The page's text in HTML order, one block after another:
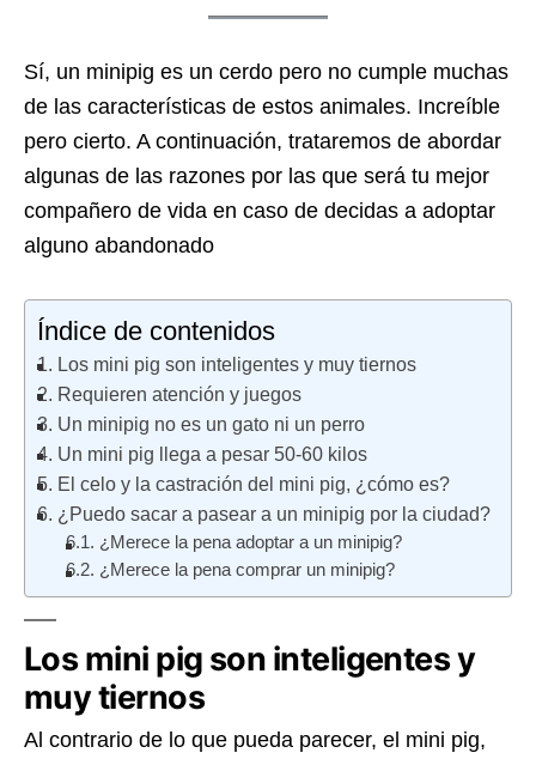
Sí, un minipig es un cerdo pero no cumple muchas
de las características de estos animales. Increíble
pero cierto. A continuación, trataremos de abordar
algunas de las razones por las que será tu mejor
compañero de vida en caso de decidas a adoptar
alguno abandonado
Índice de contenidos
Los mini pig son inteligentes y muy tiernos
Requieren atención y juegos
Un minipig no es un gato ni un perro
Un mini pig llega a pesar 50-60 kilos
El celo y la castración del mini pig, ¿cómo es?
¿Puedo sacar a pasear a un minipig por la ciudad?
¿Merece la pena adoptar a un minipig?
¿Merece la pena comprar un minipig?
Los mini pig son inteligentes y
muy tiernos
Al contrario de lo que pueda parecer, el mini pig,